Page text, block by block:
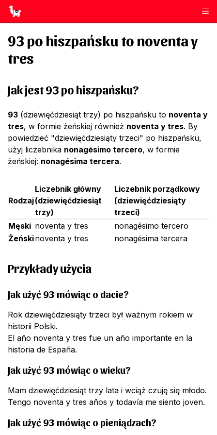
93 po hiszpańsku to noventa y
tres
Jak jest 93 po hiszpańsku?
93 (dziewięćdziesiąt trzy) po hiszpańsku to noventa y
tres, w formie żeńskiej również noventa y tres. By
powiedzieć "dziewięćdziesiąty trzeci" po hiszpańsku,
użyj liczebnika nonagésimo tercero, w formie
żeńskiej: nonagésima tercera.
Rodzaj
Liczebnik główny
(dziewięćdziesiąt
trzy)
Liczebnik porządkowy
(dziewięćdziesiąty
trzeci)
Męski noventa y tres
nonagésimo tercero
Żeńskinoventa y tres nonagésima tercera
Przykłady użycia
Jak użyć 93 mówiąc o dacie?
Rok dziewięćdziesiąty trzeci był ważnym rokiem w
historii Polski.
El año noventa y tres fue un año importante en la
historia de España.
Jak użyć 93 mówiąc o wieku?
Mam dziewięćdziesiąt trzy lata i wciąż czuję się młodo.
Tengo noventa y tres años y todavía me siento joven.
Jak użyć 93 mówiąc o pieniądzach?